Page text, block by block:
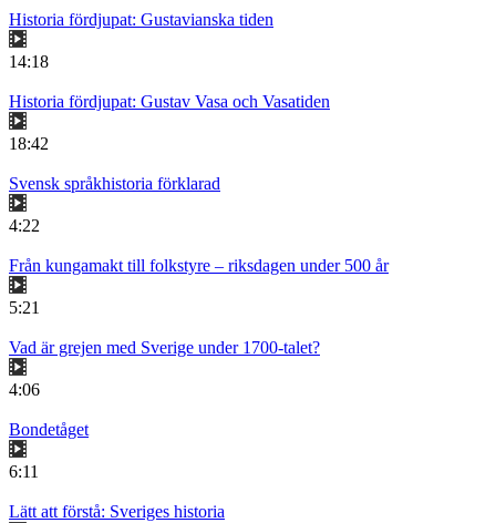
Historia fördjupat: Gustavianska tiden
14:18
Historia fördjupat: Gustav Vasa och Vasatiden
18:42
Svensk språkhistoria förklarad
4:22
Från kungamakt till folkstyre – riksdagen under 500 år
5:21
Vad är grejen med Sverige under 1700-talet?
4:06
Bondetåget
6:11
Lätt att förstå: Sveriges historia